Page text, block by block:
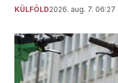
KÜLFÖLD2026. aug. 7. 06:27